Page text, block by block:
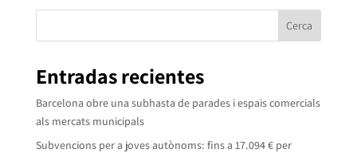
Cerca
Entradas recientes
Barcelona obre una subhasta de parades i espais comercials
als mercats municipals
Subvencions per a joves autònoms: fins a 17.094 € per